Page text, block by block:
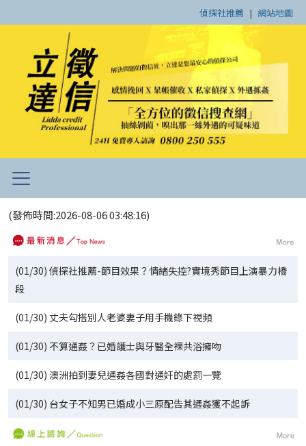
偵探社推薦 | 網站地圖
(發佈時間:2026-08-06 03:48:16)
(01/30) 偵探社推薦-節目效果？情緒失控?實境秀節目上演暴力橋
段
(01/30) 丈夫勾搭別人老婆妻子用手機錄下視頻
(01/30) 不算通姦？已婚護士與牙醫全裸共浴擁吻
(01/30) 澳洲拍到妻兒通姦各國對通奸的處罰一覽
(01/30) 台女子不知男已婚成小三原配告其通姦獲不起訴